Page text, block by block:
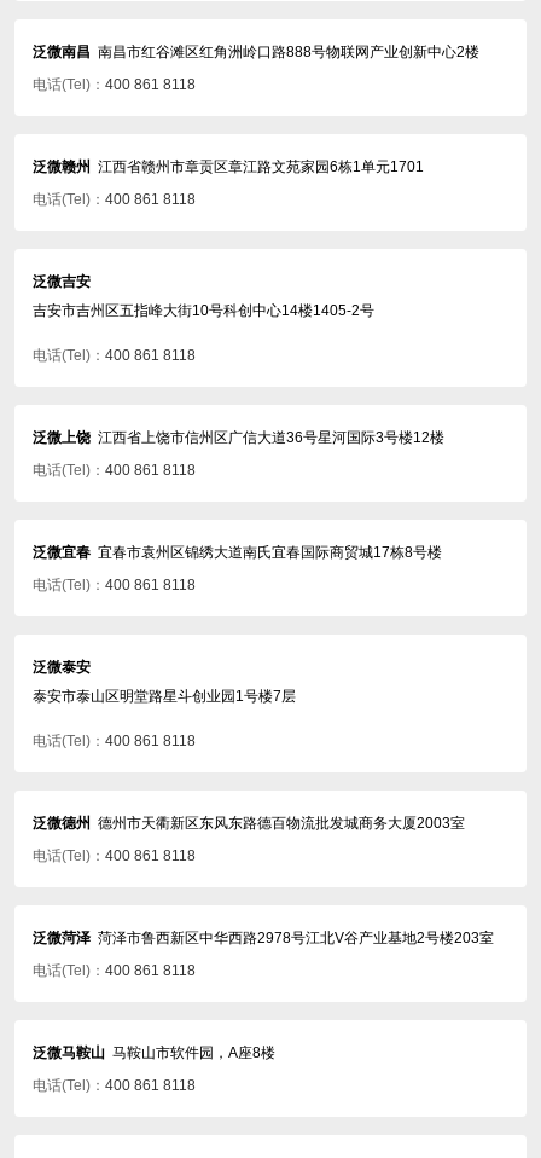
泛微南昌 南昌市红谷滩区红角洲岭口路888号物联网产业创新中心2楼
电话(Tel)： 400 861 8118
泛微赣州 江西省赣州市章贡区章江路文苑家园6栋1单元1701
电话(Tel)： 400 861 8118
泛微吉安
吉安市吉州区五指峰大街10号科创中心14楼1405-2号
电话(Tel)： 400 861 8118
泛微上饶 江西省上饶市信州区广信大道36号星河国际3号楼12楼
电话(Tel)： 400 861 8118
泛微宜春 宜春市袁州区锦绣大道南氏宜春国际商贸城17栋8号楼
电话(Tel)： 400 861 8118
泛微泰安
泰安市泰山区明堂路星斗创业园1号楼7层
电话(Tel)： 400 861 8118
泛微德州 德州市天衢新区东风东路德百物流批发城商务大厦2003室
电话(Tel)： 400 861 8118
泛微菏泽 菏泽市鲁西新区中华西路2978号江北V谷产业基地2号楼203室
电话(Tel)： 400 861 8118
泛微马鞍山 马鞍山市软件园，A座8楼
电话(Tel)： 400 861 8118